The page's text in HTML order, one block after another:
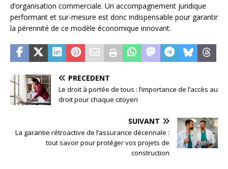
d’organisation commerciale. Un accompagnement juridique
performant et sur-mesure est donc indispensable pour garantir
la pérennité de ce modèle économique innovant.
PRÉCÉDENT
Le droit à portée de tous : l’importance de l’accès au
droit pour chaque citoyen
SUIVANT
La garantie rétroactive de l’assurance décennale :
tout savoir pour protéger vos projets de
construction